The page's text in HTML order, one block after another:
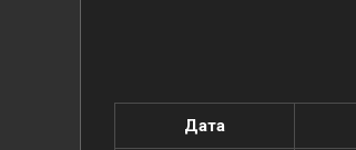
Дата